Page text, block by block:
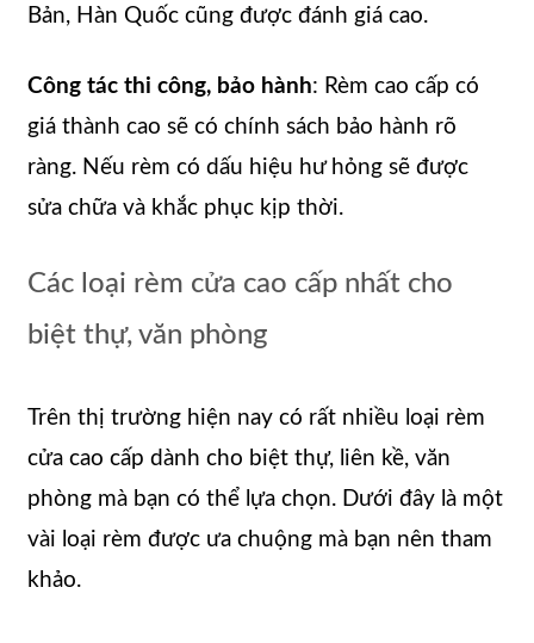
Bản, Hàn Quốc cũng được đánh giá cao.
Công tác thi công, bảo hành: Rèm cao cấp có
giá thành cao sẽ có chính sách bảo hành rõ
ràng. Nếu rèm có dấu hiệu hư hỏng sẽ được
sửa chữa và khắc phục kịp thời.
Các loại rèm cửa cao cấp nhất cho
biệt thự, văn phòng
Trên thị trường hiện nay có rất nhiều loại rèm
cửa cao cấp dành cho biệt thự, liên kề, văn
phòng mà bạn có thể lựa chọn. Dưới đây là một
vài loại rèm được ưa chuộng mà bạn nên tham
khảo.